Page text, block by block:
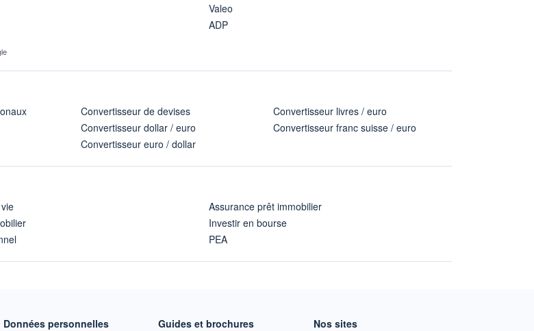
Valeo
ADP
Convertisseur de devises
Convertisseur dollar / euro
Convertisseur euro / dollar
Convertisseur livres / euro
Convertisseur franc suisse / euro
Assurance prêt immobilier
Investir en bourse
PEA
Données personnelles Guides et brochures Nos sites